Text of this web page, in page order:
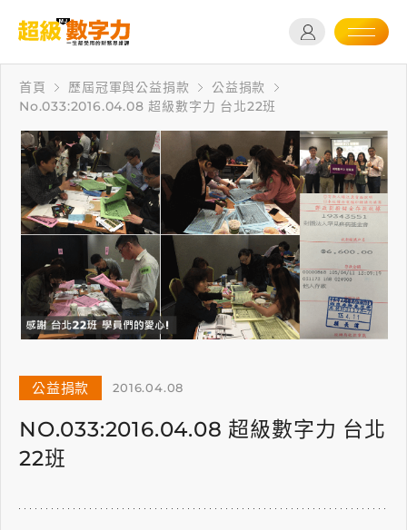
首頁 歷屆冠軍與公益捐款
公益捐款
No.033:2016.04.08 超級數字力 台北22班
公益捐款 2016.04.08
NO.033:2016.04.08 超級數字力 台北
22班